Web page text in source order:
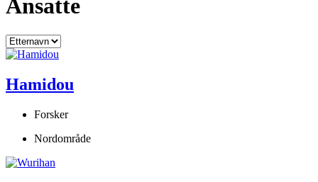
Ansatte
Hamidou
Forsker
Nordområde